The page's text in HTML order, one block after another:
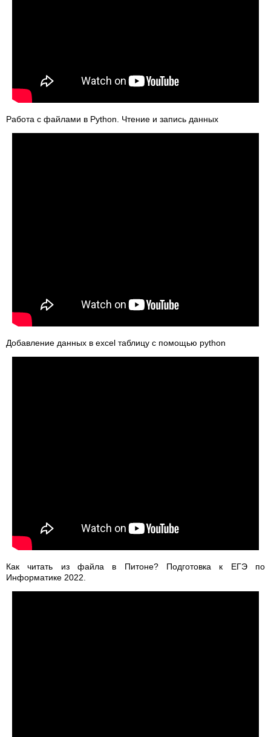
Работа с файлами в Python. Чтение и запись данных
Добавление данных в excel таблицу с помощью python
Как читать из файла в Питоне? Подготовка к ЕГЭ по
Информатике 2022.